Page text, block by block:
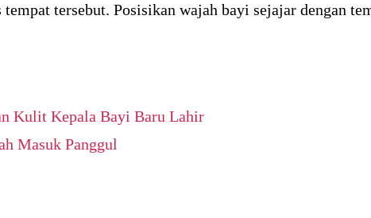
tersebut. Posisikan wajah bayi sejajar dengan
Kulit Kepala Bayi Baru Lahir
Masuk Panggul